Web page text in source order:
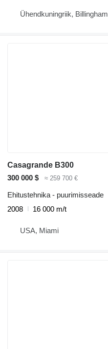
Ühendkuningriik, Billingham
Casagrande B300
300 000 $
≈ 259 700 €
Ehitustehnika - puurimisseade
2008
16 000 m/t
USA, Miami